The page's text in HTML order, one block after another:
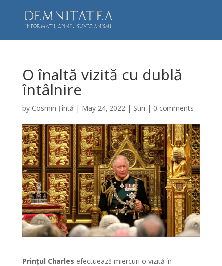
O înaltă vizită cu dublă
întâlnire
by Cosmin Țîntă | May 24, 2022| Știri | 0 comments
Prințul Charles efectuează miercuri o vizită în